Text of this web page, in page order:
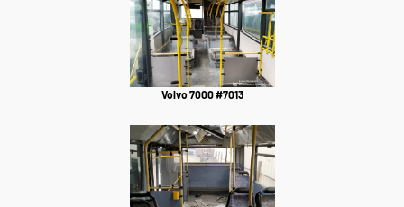
Volvo 7000 #7013